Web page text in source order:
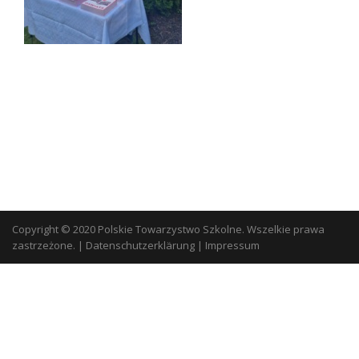
Copyright © 2020 Polskie Towarzystwo Szkolne. Wszelkie prawa
zastrzeżone. | Datenschutzerklärung | Impressum